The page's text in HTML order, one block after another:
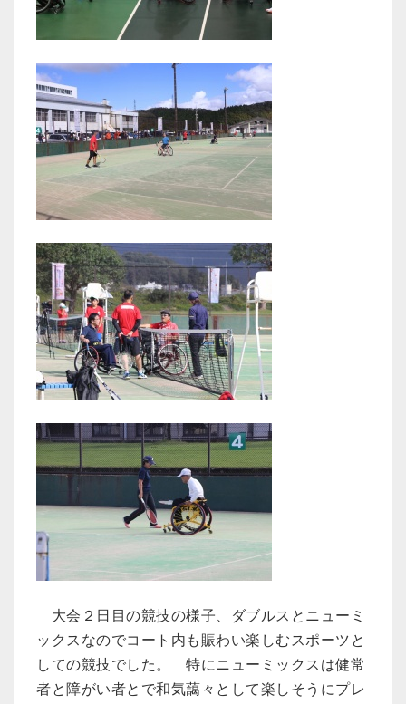
大会２日目の競技の様子、ダブルスとニューミ
ックスなのでコート内も賑わい楽しむスポーツと
しての競技でした。 特にニューミックスは健常
者と障がい者とで和気藹々として楽しそうにプレ